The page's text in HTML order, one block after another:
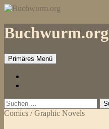
Zum
springen
Buchwurm.org
Primäres Menü
Suchen
nach:
Comics / Graphic Novels